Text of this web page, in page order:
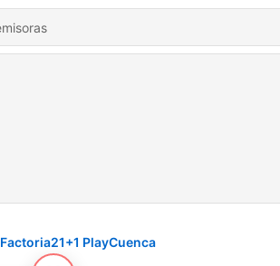
Factoria21+1 PlayCuenca